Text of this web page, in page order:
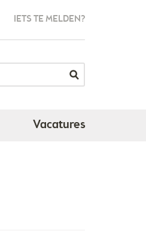
IETS TE MELDEN?
Vacatures